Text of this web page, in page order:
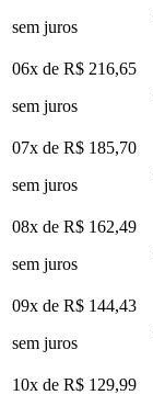
sem juros
06x de R$ 216,65
sem juros
07x de R$ 185,70
sem juros
08x de R$ 162,49
sem juros
09x de R$ 144,43
sem juros
10x de R$ 129,99